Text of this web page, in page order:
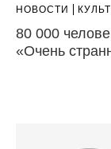
НОВОСТИ
80 000
«Очень